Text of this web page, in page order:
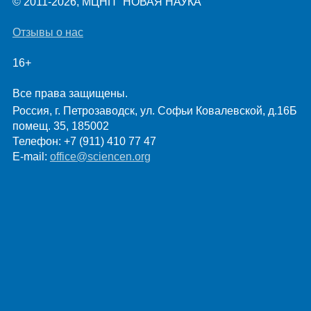
Отзывы о нас
16+
Все права защищены.
Россия, г. Петрозаводск, ул. Софьи Ковалевской, д.16Б
помещ. 35, 185002
Телефон: +7 (911) 410 77 47
E-mail: office@sciencen.org